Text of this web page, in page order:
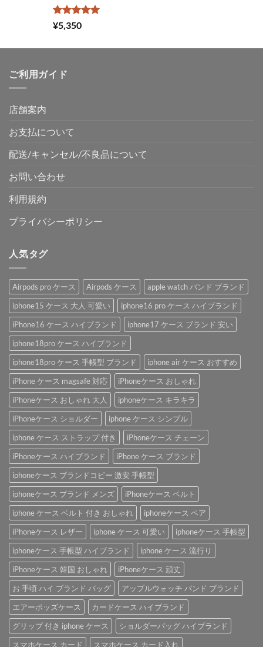
5段階中
5.00
¥5,350
ご利用ガイド
店舗案内
お支払について
配送/キャンセル/不良品について
お問い合わせ
利用規約
プライバシーポリシー
人気タグ
Airpods pro ケース Airpods ケース
apple watch バンド ブランド
iphone15 ケース 大人 可愛い
iphone16 pro ケース ハイブランド
iPhone16 ケース ハイブランド
iphone17 ケース ブランド 安い
iphone18pro ケース ハイブランド
iphone18pro ケース 手帳型 ブランド
iphone air ケース おすすめ
iPhone ケース magsafe 対応
iPhoneケース おしゃれ
iPhoneケース おしゃれ 大人
iphoneケース キラキラ
iPhoneケース ショルダー
iphone ケース シンプル
iphone ケース ストラップ 付き
iPhoneケース チェーン
iPhoneケース ハイブランド
iPhone ケース ブランド
iphoneケース ブランドコピー 激安 手帳型
iphoneケース ブランド メンズ
iPhoneケース ベルト
iphone ケース ベルト 付き おしゃれ
iphoneケース ペア
iPhoneケース レザー
iphone ケース 可愛い
iphoneケース 手帳型
iphoneケース 手帳型 ハイブランド
iphone ケース 流行り
iPhoneケース 韓国 おしゃれ
iPhoneケース 頑丈
お 手頃 ハイ ブランド バッグ
アップルウォッチ バンド ブランド
エアーポッズケース
カードケース ハイブランド
グリップ 付き iphone ケース
ショルダーバッグ ハイブランド
スマホケース カード
スマホケース カード入れ